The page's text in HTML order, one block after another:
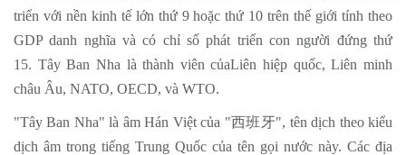
triển với nền kinh tế lớn thứ 9 hoặc thứ 10 trên thế giới tính theo
GDP danh nghĩa và có chỉ số phát triển con người đứng thứ
15. Tây Ban Nha là thành viên củaLiên hiệp quốc, Liên minh
châu Âu, NATO, OECD, và WTO.
"Tây Ban Nha" là âm Hán Việt của "西班牙", tên dịch theo kiểu
dịch âm trong tiếng Trung Quốc của tên gọi nước này. Các địa